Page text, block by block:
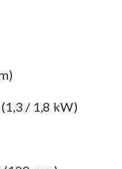
/ 1,8 kW)